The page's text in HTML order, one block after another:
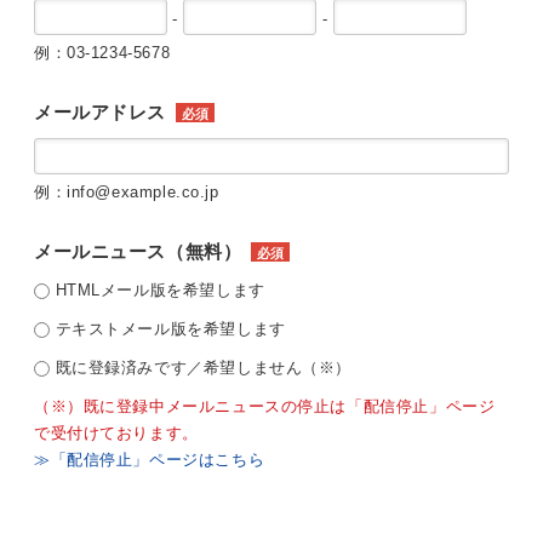
-
-
例：03-1234-5678
メールアドレス 必須
例：info@example.co.jp
メールニュース（無料） 必須
HTMLメール版を希望します
テキストメール版を希望します
既に登録済みです／希望しません（※）
（※）既に登録中メールニュースの停止は「配信停止」ページ
で受付けております。
≫「配信停止」ページはこちら